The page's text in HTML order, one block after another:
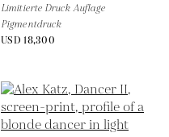
Limitierte Druck Auflage
Pigmentdruck
USD 18,300